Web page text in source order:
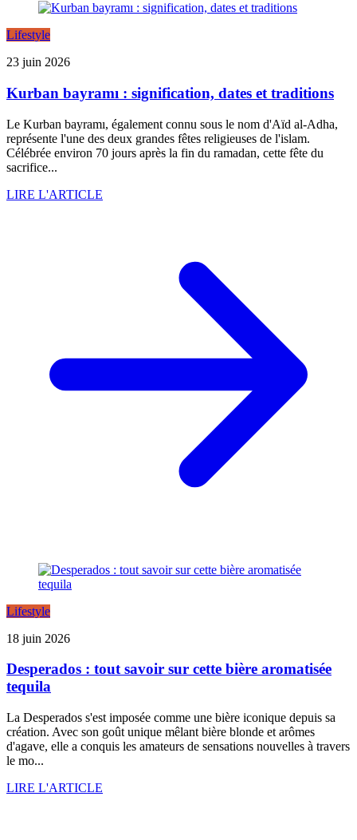
Lifestyle
23 juin 2026
Kurban bayramı : signification, dates et traditions
Le Kurban bayramı, également connu sous le nom d'Aïd al-Adha,
représente l'une des deux grandes fêtes religieuses de l'islam.
Célébrée environ 70 jours après la fin du ramadan, cette fête du
sacrifice...
LIRE L'ARTICLE
Lifestyle
18 juin 2026
Desperados : tout savoir sur cette bière aromatisée
tequila
La Desperados s'est imposée comme une bière iconique depuis sa
création. Avec son goût unique mêlant bière blonde et arômes
d'agave, elle a conquis les amateurs de sensations nouvelles à travers
le mo...
LIRE L'ARTICLE